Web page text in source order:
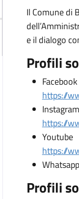
Il Comune di
e il dialogo
Profili
Facebook
https://
Instagram
https://
Youtube
https://
Whatsapp
Profili